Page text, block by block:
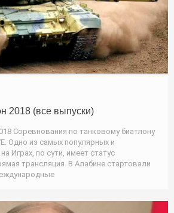
2018 (все выпуски)
Соревнования по танковому биатлону
Одно из самых популярных и
Играх, по сути, имеет статус
трансляция. В Алабине стартовали